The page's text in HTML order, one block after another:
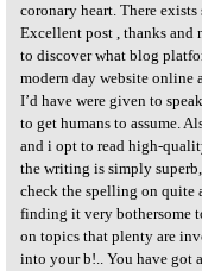
coronary heart. There
Excellent post , thanks and
to discover what blog
modern day website online
I’d have were given to
to get humans to assume.
and i opt to read high-
the writing is simply
check the spelling on quite
finding it very bothersome
on topics that plenty are
into your b!.. You have got